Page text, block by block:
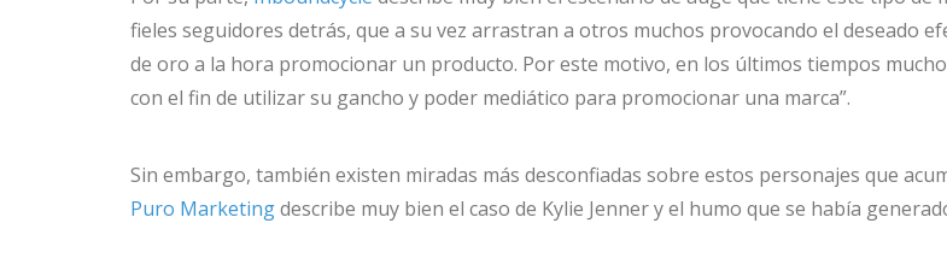
fieles seguidores detrás, que a su vez arrastran a otros muchos provocando el deseado
de oro a la hora promocionar un producto. Por este motivo, en los últimos tiempos
con el fin de utilizar su gancho y poder mediático para promocionar una marca”.
Sin embargo, también existen miradas más desconfiadas sobre estos personajes que
Puro Marketingdescribe muy bien el caso de Kylie Jenner y el humo que se había